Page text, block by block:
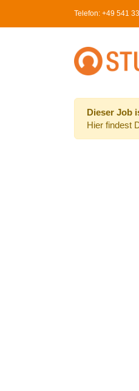
Telefon: +49 541
Dieser Job
Hier findest